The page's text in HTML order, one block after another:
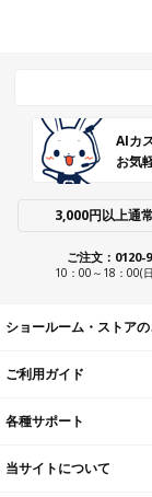
AIカ
お気
3,000円以上通
ご注文：0120-
10：00～18：00(
ショールーム・ストア
ご利用ガイド
各種サポート
当サイトについて